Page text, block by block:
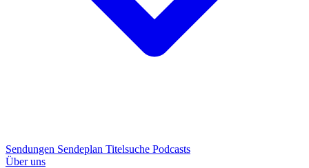
Sendungen Sendeplan Titelsuche Podcasts
Über uns